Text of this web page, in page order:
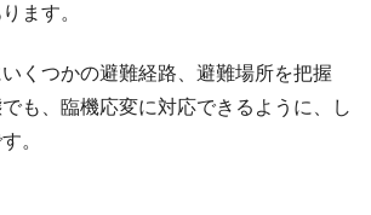
ます。
くつかの避難経路、避難場所を把握
も、臨機応変に対応できるように、し
。